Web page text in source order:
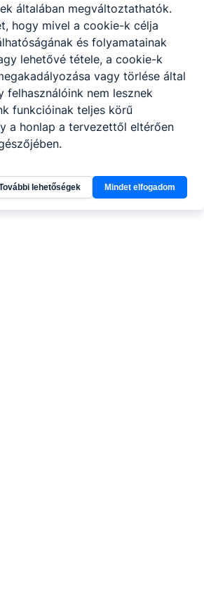
általában megváltoztathatók.
hogy mivel a cookie-k célja
és folyamatainak
lehetővé tétele, a cookie-k
vagy törlése által
felhasználóink nem lesznek
funkcióinak teljes körű
a honlap a tervezettől eltérően
lehetőségek Mindet elfogadom